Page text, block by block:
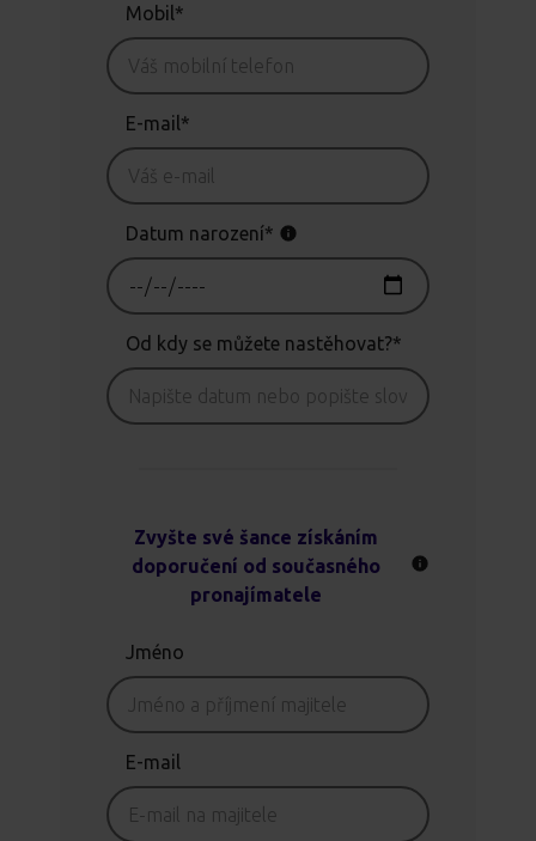
Mobil*
E-mail*
Datum narození*
Od kdy se můžete nastěhovat?*
Zvyšte své šance získáním
doporučení od současného
pronajímatele
Jméno
E-mail